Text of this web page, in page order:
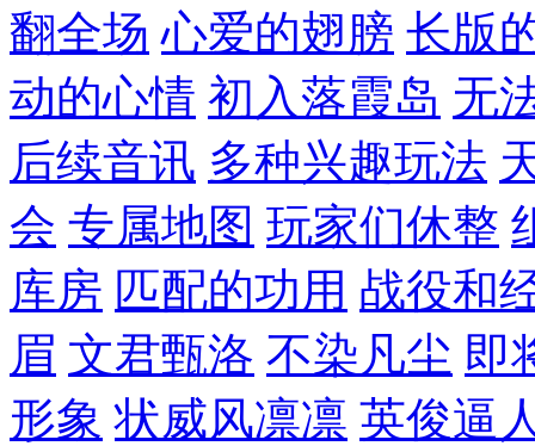
翻全场 心爱的翅膀 长版
动的心情 初入落霞岛 无
后续音讯 多种兴趣玩法
会 专属地图 玩家们休整
库房 匹配的功用 战役和
眉 文君甄洛 不染凡尘 即
形象 状威风凛凛 英俊逼